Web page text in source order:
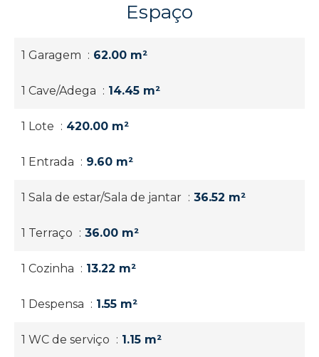
Espaço
1 Garagem 62.00 m²
1 Cave/Adega 14.45 m²
1 Lote 420.00 m²
1 Entrada 9.60 m²
1 Sala de estar/Sala de jantar 36.52 m²
1 Terraço 36.00 m²
1 Cozinha 13.22 m²
1 Despensa 1.55 m²
1 WC de serviço 1.15 m²